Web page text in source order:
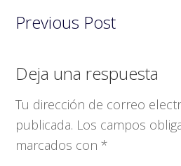
Previous Post
Interacciones
con
los
lectores
Deja una respuesta
Tu dirección de correo
publicada. Los campos
marcados con*